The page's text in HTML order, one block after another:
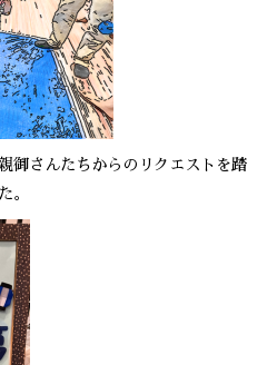
御さんたちからのリクエストを踏
。